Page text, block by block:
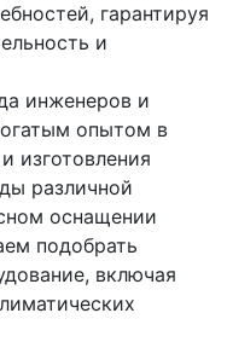
гарантируя
и
инженеров и
опытом в
изготовления
различной
оснащении
подобрать
включая